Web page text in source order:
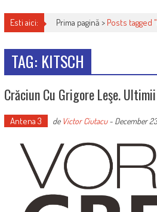
Esti aici: Prima pagină > Posts tagged
TAG: KITSCH
Crăciun Cu Grigore Leşe.
Antena 3 de Victor Ciutacu- December